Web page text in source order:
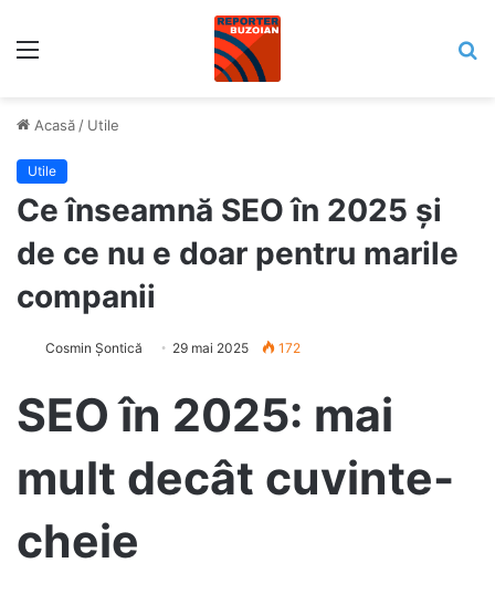
Acasă / Utile
Utile
Ce înseamnă SEO în 2025 și
de ce nu e doar pentru marile
companii
Cosmin Șontică 29 mai 2025 172
SEO în 2025: mai
mult decât cuvinte-
cheie